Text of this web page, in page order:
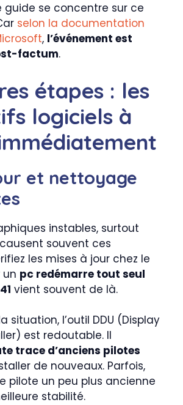
guide se concentre sur ce
selon la documentation
, l’événement est
factum.
étapes : les
logiciels à
et nettoyage
instables, surtout
causent souvent ces
les mises à jour chez le
pc redémarre tout seul
vient souvent de là.
situation, l’outil DDU (Display
est redoutable. Il
trace d’anciens pilotes
de nouveaux. Parfois,
pilote un peu plus ancienne
stabilité.